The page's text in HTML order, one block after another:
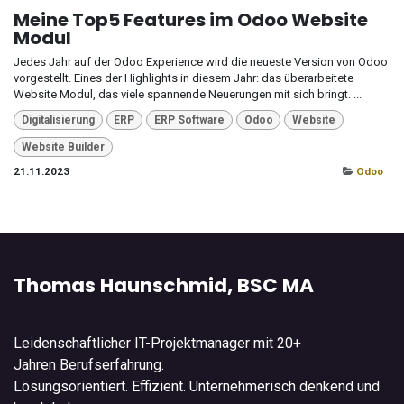
Meine Top5 Features im Odoo Website
Modul
Jedes Jahr auf der Odoo Experience wird die neueste Version von Odoo
vorgestellt. Eines der Highlights in diesem Jahr: das überarbeitete
Website Modul, das viele spannende Neuerungen mit sich bringt. ...
Digitalisierung ERP ERP Software Odoo Website
Website Builder
21.11.2023
Odoo
Thomas Haunschmid, BSC MA
Leidenschaftlicher IT-Projektmanager mit 20+
Jahren Berufserfahrung.
Lösungsorientiert. Effizient. Unternehmerisch denkend und